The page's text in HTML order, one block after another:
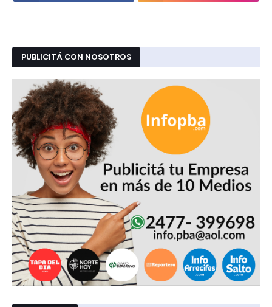
PUBLICITÁ CON NOSOTROS